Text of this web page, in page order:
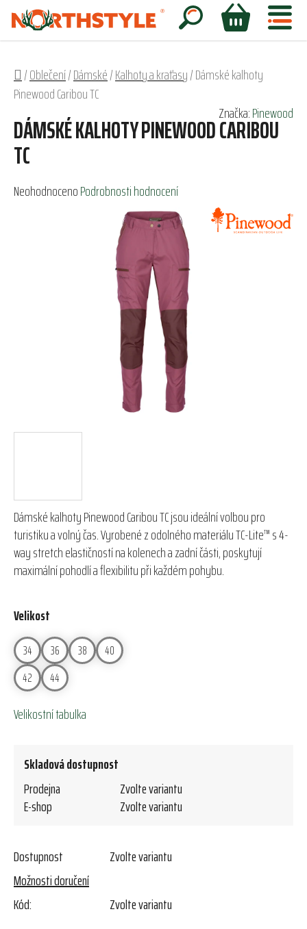
Přejít
obsah
Hledat
NÁKUPNÍ
Domů
/Oblečení/Dámské/Kalhoty a kraťasy/Dámské kalhoty
Pinewood Caribou TC
Dámské kalhoty Pinewood Caribou TC jsou ideální volbou pro
turistiku a volný čas. Vyrobené z odolného materiálu TC-Lite™ s 4-
way stretch elastičností na kolenech a zadní části, poskytují
maximální pohodlí a flexibilitu při každém pohybu.
Velikost
34 36 38
40
42
44
Velikostní tabulka
Skladová dostupnost
Prodejna
Zvolte variantu
E-shop
Zvolte variantu
Dostupnost
Zvolte variantu
Možnosti doručení
Kód:
Zvolte variantu
DÁMSKÉ KALHOTY PINEWOOD CARIBOU
TC
Průměrné
NeohodnocenoPodrobnosti hodnocení
Značka:Pinewood